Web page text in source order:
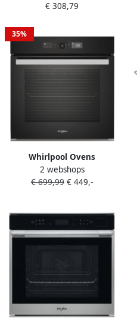
OMR35HR0X |
€ 308,79
35%
Whirlpool Ovens
AKZ96240NB |
Heteluchtovens |
2 webshops
€ 699,99 € 449,-